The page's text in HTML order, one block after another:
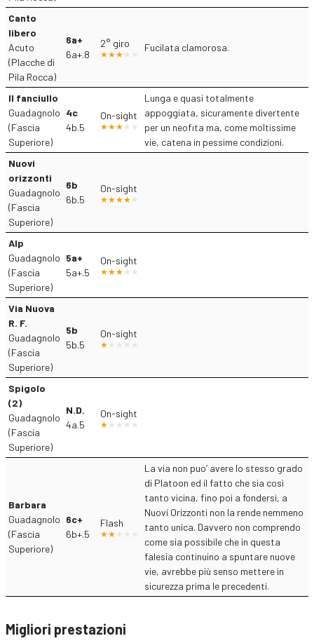
Canto
libero
Acuto
(Placche di
Pila Rocca)
6a+
6a+.8
2° giro Fucilata clamorosa.
Il fanciullo
Guadagnolo
(Fascia
Superiore)
4c
4b.5
On-sight
Lunga e quasi totalmente
appoggiata, sicuramente divertente
per un neofita ma, come moltissime
vie, catena in pessime condizioni.
Nuovi
orizzonti
Guadagnolo
(Fascia
Superiore)
6b
6b.5
On-sight
Alp
Guadagnolo
(Fascia
Superiore)
5a+
5a+.5
On-sight
Via Nuova
R. F.
Guadagnolo
(Fascia
Superiore)
5b
5b.5
On-sight
Spigolo
(2)
Guadagnolo
(Fascia
Superiore)
N.D.
4a.5
On-sight
Barbara
Guadagnolo
(Fascia
Superiore)
6c+
6b+.5
Flash
La via non puo’ avere lo stesso grado
di Platoon ed il fatto che sia così
tanto vicina, fino poi a fondersi, a
Nuovi Orizzonti non la rende nemmeno
tanto unica. Davvero non comprendo
come sia possibile che in questa
falesia continuino a spuntare nuove
vie, avrebbe più senso mettere in
sicurezza prima le precedenti.
Migliori prestazioni